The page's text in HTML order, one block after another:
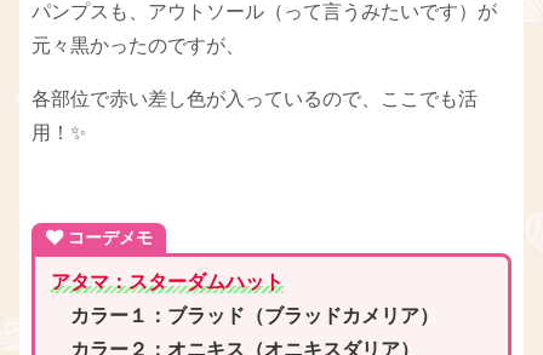
パンプスも、アウトソール（って言うみたいです）が
元々黒かったのですが、
各部位で赤い差し色が入っているので、ここでも活
用！✨
コーデメモ
アタマ：スターダムハット
カラー１：ブラッド（ブラッドカメリア）
カラー２：オニキス（オニキスダリア）